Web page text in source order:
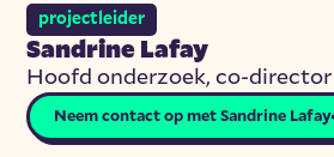
projectleider
Sandrine Lafay
Hoofd onderzoek, co-director
Neem contact op met Sandrine Lafay